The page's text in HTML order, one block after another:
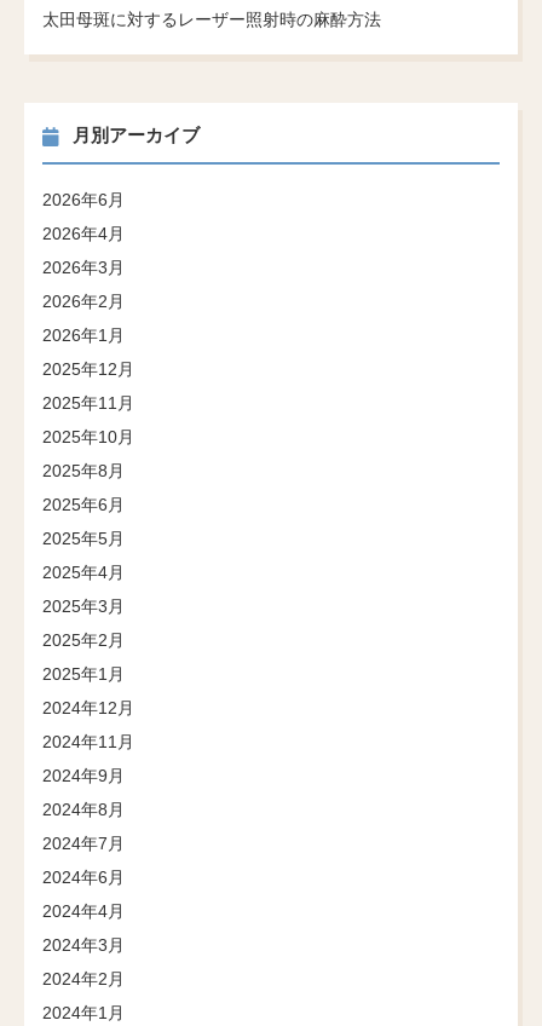
太田母斑に対するレーザー照射時の麻酔方法
月別アーカイブ
2026年6月
2026年4月
2026年3月
2026年2月
2026年1月
2025年12月
2025年11月
2025年10月
2025年8月
2025年6月
2025年5月
2025年4月
2025年3月
2025年2月
2025年1月
2024年12月
2024年11月
2024年9月
2024年8月
2024年7月
2024年6月
2024年4月
2024年3月
2024年2月
2024年1月